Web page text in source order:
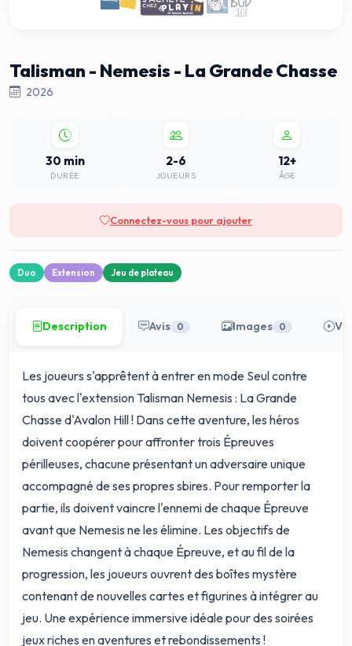
Talisman - Nemesis - La Grande Chasse
2026
30 min
DURÉE
2-6
JOUEURS
12+
ÂGE
Connectez-vous pour ajouter
Duo Extension Jeu de plateau
Description Avis 0 Images 0
Les joueurs s'apprêtent à entrer en mode Seul contre
tous avec l'extension Talisman Nemesis : La Grande
Chasse d'Avalon Hill ! Dans cette aventure, les héros
doivent coopérer pour affronter trois Épreuves
périlleuses, chacune présentant un adversaire unique
accompagné de ses propres sbires. Pour remporter la
partie, ils doivent vaincre l'ennemi de chaque Épreuve
avant que Nemesis ne les élimine. Les objectifs de
Nemesis changent à chaque Épreuve, et au fil de la
progression, les joueurs ouvrent des boîtes mystère
contenant de nouvelles cartes et figurines à intégrer au
jeu. Une expérience immersive idéale pour des soirées
jeux riches en aventures et rebondissements !